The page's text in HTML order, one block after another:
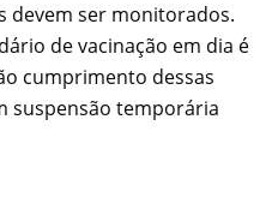
devem ser monitorados.
de vacinação em dia é
cumprimento dessas
suspensão temporária